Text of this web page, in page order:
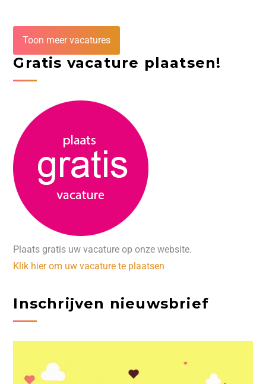
Toon meer vacatures
Gratis vacature plaatsen!
Plaats gratis uw vacature op onze website.
Klik hier om uw vacature te plaatsen
Inschrijven nieuwsbrief